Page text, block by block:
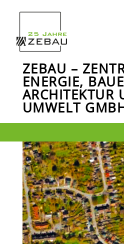
ZEBAU –
ENERGIE,
ARCHITEKTUR
UMWELT